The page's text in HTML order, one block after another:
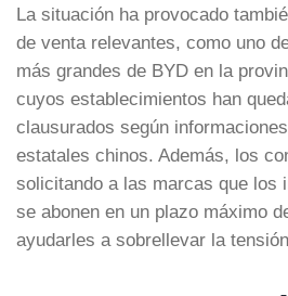
La situación ha provocado
de venta relevantes, como uno
más grandes de BYD en la
cuyos establecimientos han
clausurados según
estatales chinos. Además, los
solicitando a las marcas que los
se abonen en un plazo máximo
ayudarles a sobrellevar la